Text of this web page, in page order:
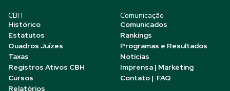
CBH
Histórico
Estatutos
Quadros Juízes
Taxas
Registros Ativos CBH
Cursos
Relatórios
Comunicação
Comunicados
Rankings
Programas e Resultados
Notícias
Imprensa | Marketing
Contato | FAQ